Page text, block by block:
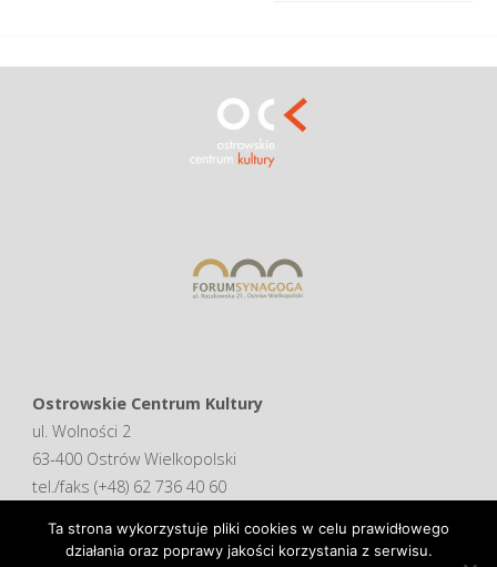
Ostrowskie Centrum Kultury
ul. Wolności 2
63-400 Ostrów Wielkopolski
tel./faks (+48) 62 736 40 60
Deklaracja dostępności
Ta strona wykorzystuje pliki cookies w celu prawidłowego
działania oraz poprawy jakości korzystania z serwisu.